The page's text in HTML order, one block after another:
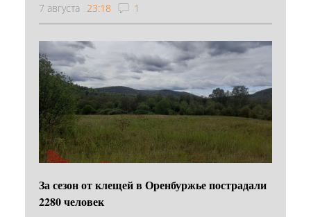
7 августа 23:18 1
За сезон от клещей в Оренбуржье пострадали
2280 человек